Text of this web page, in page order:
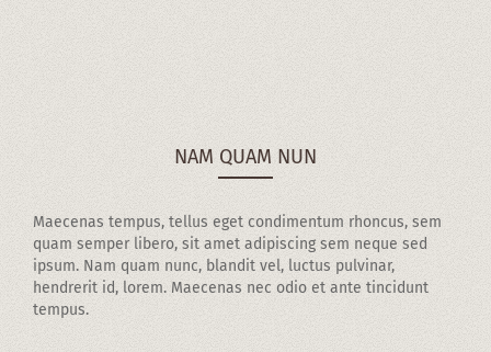
NAM QUAM NUN
Maecenas tempus, tellus eget condimentum rhoncus, sem
quam semper libero, sit amet adipiscing sem neque sed
ipsum. Nam quam nunc, blandit vel, luctus pulvinar,
hendrerit id, lorem. Maecenas nec odio et ante tincidunt
tempus.